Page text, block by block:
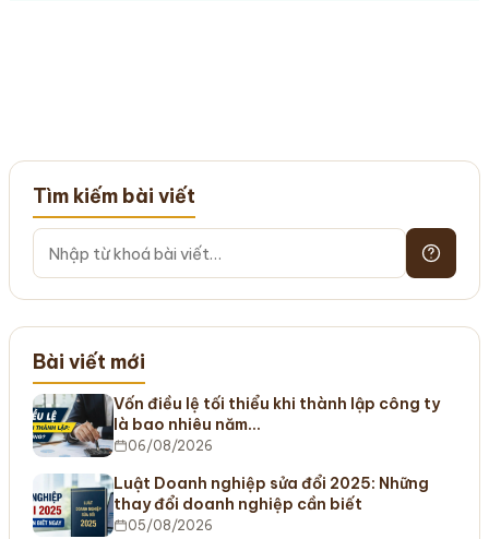
Tìm kiếm bài viết
Bài viết mới
Vốn điều lệ tối thiểu khi thành lập công ty
là bao nhiêu năm…
06/08/2026
Luật Doanh nghiệp sửa đổi 2025: Những
thay đổi doanh nghiệp cần biết
05/08/2026